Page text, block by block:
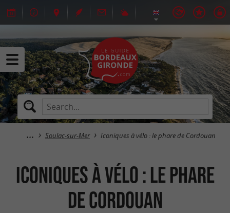
Soulac-sur-Mer Iconiques à vélo : le phare de Cordouan
Iconiques à vélo : le phare
de Cordouan